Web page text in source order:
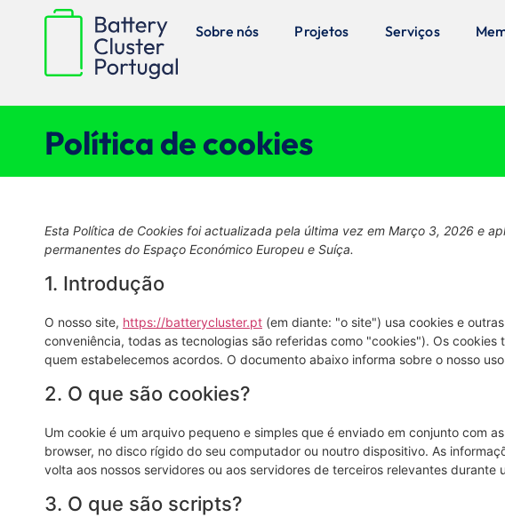
Sobre nós Projetos Serviços
Política de cookies
Esta Política de Cookies foi actualizada pela última vez em Março 3, 2026 e
permanentes do Espaço Económico Europeu e Suíça.
1. Introdução
O nosso site, https://batterycluster.pt (em diante: "o site") usa cookies e
conveniência, todas as tecnologias são referidas como "cookies"). Os
quem estabelecemos acordos. O documento abaixo informa sobre o nosso
2. O que são cookies?
Um cookie é um arquivo pequeno e simples que é enviado em conjunto com
browser, no disco rígido do seu computador ou noutro dispositivo. As
volta aos nossos servidores ou aos servidores de terceiros relevantes durante
3. O que são scripts?